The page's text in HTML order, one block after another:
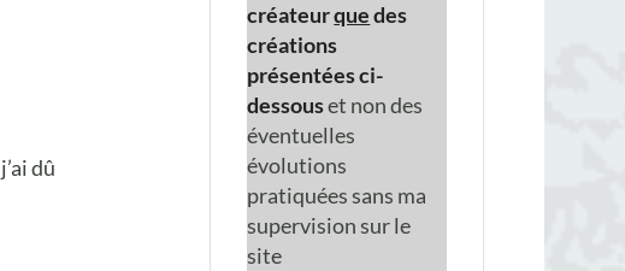
dû
créateurquedes
créations
présentées ci-
dessouset non des
éventuelles
évolutions
pratiquées sans ma
supervision sur le
site